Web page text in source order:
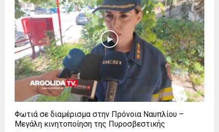
Φωτιά σε διαμέρισμα στην Πρόνοια Ναυπλίου –
Μεγάλη κινητοποίηση της Πυροσβεστικής